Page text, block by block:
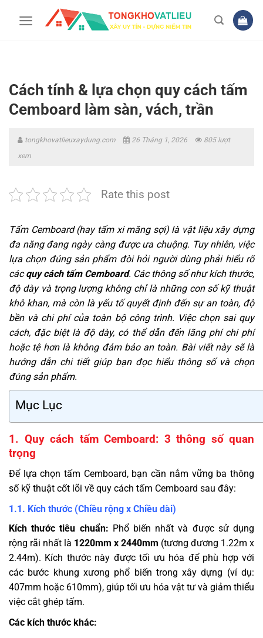
Cách tính & lựa chọn quy cách tấm
Cemboard làm sàn, vách, trần
tongkhovatlieuxaydung.com 26 Tháng 1, 2026
805 lượt
xem
Rate this post
Tấm Cemboard (hay tấm xi măng sợi) là vật liệu xây dựng
đa năng đang ngày càng được ưa chuộng. Tuy nhiên, việc
lựa chọn đúng sản phẩm đòi hỏi người dùng phải hiểu rõ
cácquy cách tấm Cemboard. Các thông số như kích thước,
độ dày và trọng lượng không chỉ là những con số kỹ thuật
khô khan, mà còn là yếu tố quyết định đến sự an toàn, độ
bền và chi phí của toàn bộ công trình. Việc chọn sai quy
cách, đặc biệt là độ dày, có thể dẫn đến lãng phí chi phí
hoặc tệ hơn là không đảm bảo an toàn. Bài viết này sẽ là
hướng dẫn chi tiết giúp bạn đọc hiểu thông số và chọn
đúng sản phẩm.
Mục Lục
1. Quy cách tấm Cemboard: 3 thông số quan
trọng
Để lựa chọn tấm Cemboard, bạn cần nắm vững ba thông
số kỹ thuật cốt lõi về quy cách tấm Cemboard sau đây:
1.1. Kích thước (Chiều rộng x Chiều dài)
Kích thước tiêu chuẩn: Phổ biến nhất và được sử dụng
rộng rãi nhất là 1220mm x 2440mm (tương đương 1.22m x
2.44m). Kích thước này được tối ưu hóa để phù hợp với
các bước khung xương phổ biến trong xây dựng (ví dụ:
407mm hoặc 610mm), giúp tối ưu hóa vật tư và giảm thiểu
việc cắt ghép tấm.
Các kích thước khác: